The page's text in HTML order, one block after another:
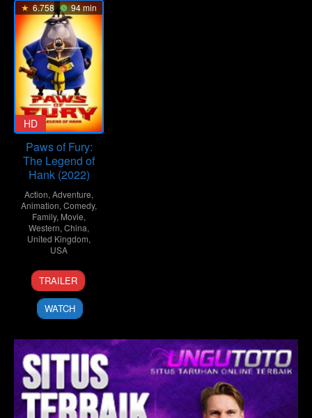
6.758 94 min
HD
Paws of Fury:
The Legend of
Hank (2022)
Action,Adventure,
Animation,Comedy,
Family, Movie,
Western,China,
United Kingdom,
USA
14
Jul
2022
Rob
Minkoff
TRAILER
WATCH